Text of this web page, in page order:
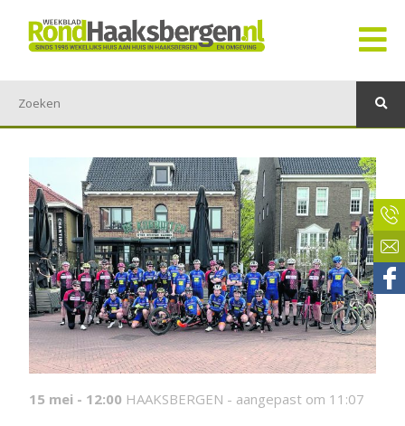
15 mei - 12:00 HAAKSBERGEN - aangepast om 11:07